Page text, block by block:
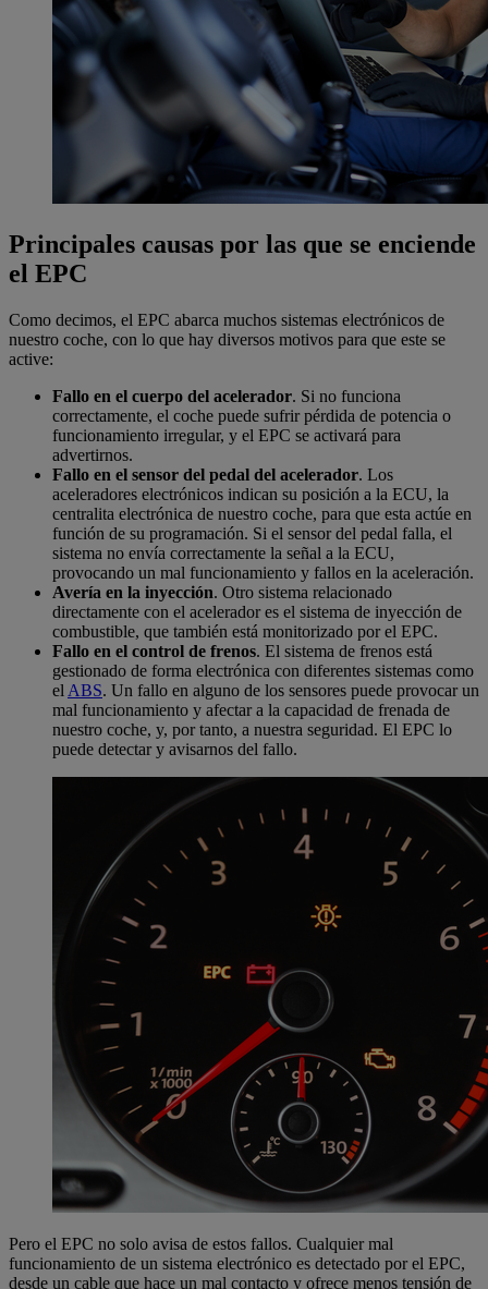
Principales causas por las que se enciende
el EPC
Como decimos, el EPC abarca muchos sistemas electrónicos de
nuestro coche, con lo que hay diversos motivos para que este se
active:
Fallo en el cuerpo del acelerador. Si no funciona
correctamente, el coche puede sufrir pérdida de potencia o
funcionamiento irregular, y el EPC se activará para
advertirnos.
Fallo en el sensor del pedal del acelerador. Los
aceleradores electrónicos indican su posición a la ECU, la
centralita electrónica de nuestro coche, para que esta actúe en
función de su programación. Si el sensor del pedal falla, el
sistema no envía correctamente la señal a la ECU,
provocando un mal funcionamiento y fallos en la aceleración.
Avería en la inyección. Otro sistema relacionado
directamente con el acelerador es el sistema de inyección de
combustible, que también está monitorizado por el EPC.
Fallo en el control de frenos. El sistema de frenos está
gestionado de forma electrónica con diferentes sistemas como
el ABS. Un fallo en alguno de los sensores puede provocar un
mal funcionamiento y afectar a la capacidad de frenada de
nuestro coche, y, por tanto, a nuestra seguridad. El EPC lo
puede detectar y avisarnos del fallo.
Pero el EPC no solo avisa de estos fallos. Cualquier mal
funcionamiento de un sistema electrónico es detectado por el EPC,
desde un cable que hace un mal contacto y ofrece menos tensión de